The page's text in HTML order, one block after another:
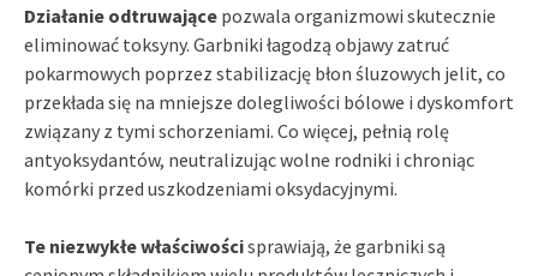
Działanie odtruwające pozwala organizmowi skutecznie
eliminować toksyny. Garbniki łagodzą objawy zatruć
pokarmowych poprzez stabilizację błon śluzowych jelit, co
przekłada się na mniejsze dolegliwości bólowe i dyskomfort
związany z tymi schorzeniami. Co więcej, pełnią rolę
antyoksydantów, neutralizując wolne rodniki i chroniąc
komórki przed uszkodzeniami oksydacyjnymi.
Te niezwykłe właściwościsprawiają, że garbniki są